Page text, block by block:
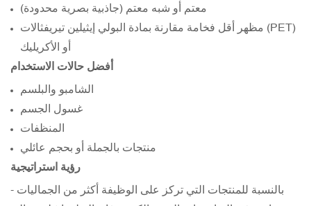
معتم أو شبه معتم (جاذبية بصرية محدودة)
مظهر أقل فخامة مقارنة بمادة البولي إيثيلين تيريفثالات (PET)
أو الأكريليك
أفضل حالات الاستخدام
الشامبو والبلسم
غسول الجسم
المنظفات
منتجات بالجملة أو بحجم عائلي
رؤية استراتيجية
بالنسبة للمنتجات التي تركز على الوظيفة أكثر من الجماليات -